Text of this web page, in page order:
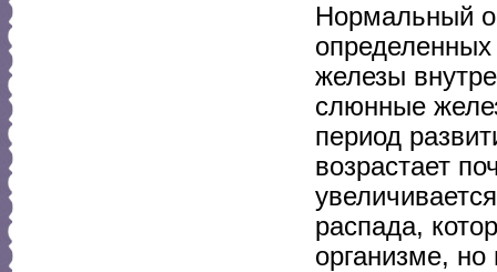
Нормальный
железы
слюнные
период
возрастает
распада,
организме,